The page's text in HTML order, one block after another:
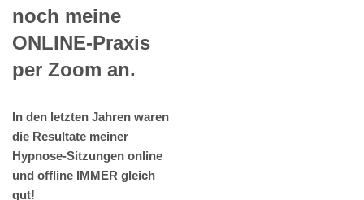
noch meine
ONLINE-Praxis
per Zoom an.
In den letzten Jahren waren
die Resultate meiner
Hypnose-Sitzungen online
und offline IMMER gleich
gut!